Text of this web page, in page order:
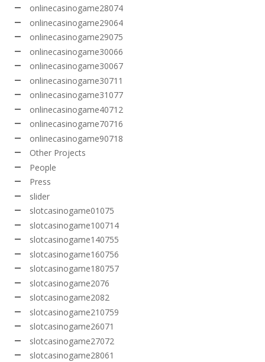
onlinecasinogame28074
onlinecasinogame29064
onlinecasinogame29075
onlinecasinogame30066
onlinecasinogame30067
onlinecasinogame30711
onlinecasinogame31077
onlinecasinogame40712
onlinecasinogame70716
onlinecasinogame90718
Other Projects
People
Press
slider
slotcasinogame01075
slotcasinogame100714
slotcasinogame140755
slotcasinogame160756
slotcasinogame180757
slotcasinogame2076
slotcasinogame2082
slotcasinogame210759
slotcasinogame26071
slotcasinogame27072
slotcasinogame28061